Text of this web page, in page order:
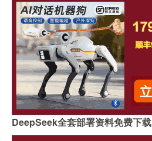
DeepSeek全套部署资料免费下载